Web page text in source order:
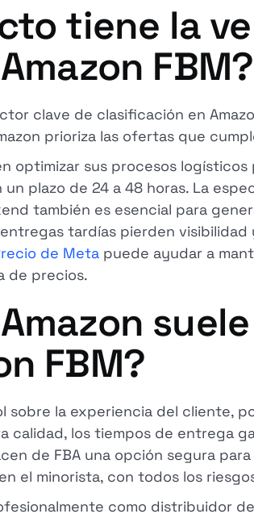
tiene la
FBM?
clave de clasificación en
prioriza las ofertas que
optimizar sus procesos logísticos
plazo de 24 a 48 horas. La
también es esencial para
tardías pierden visibilidad
de Metapuede ayudar a
de precios.
FBM?
sobre la experiencia del cliente,
calidad, los tiempos de entrega
de FBA una opción segura para
el minorista, con todos los
como distribuidor